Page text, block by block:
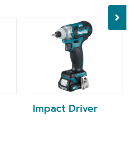
Impact Driver